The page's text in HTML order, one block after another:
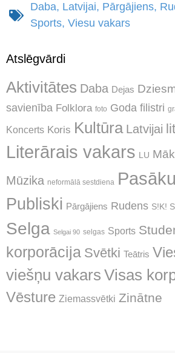
Daba, Latvijai, Pārgājiens,
Sports, Viesu vakars
Atslēgvārdi
Aktivitātes Daba Dejas
savienība Folklora foto Goda filistri
Koncerts Koris Kultūra Latvijai
Literārais vakars LU
Mūzika neformālā sestdiena
Publiski Pārgājiens Rudens S!K!
Selga Selgai 90 selgas Sports
korporācija Svētki Teātris
viešņu vakars Visas
Vēsture Ziemassvētki Zinātne